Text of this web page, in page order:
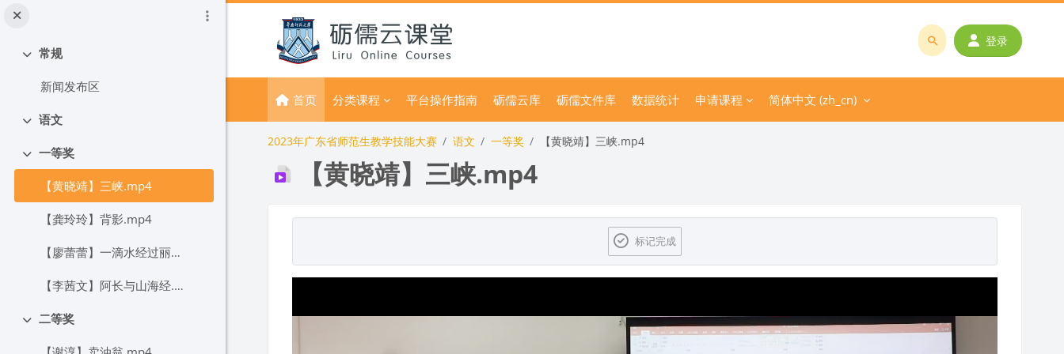
跳到主要内容
折叠
常规
新闻发布区
折叠
语文
一等奖
【黄晓靖】三峡.mp4
【龚玲玲】背影.mp4
【廖蕾蕾】一滴水经过丽江.mp4
【李茜文】阿长与山海经.mp4
折叠
二等奖
搜
登录
首页 分类课程 平台操作指南 砺儒云库 砺儒文件库 数据统计 申请课程 简体中文 ‎(zh_cn)‎
2023年广东省师范生教学技能大赛 语文 一等奖 【黄晓靖】三峡.mp4
【黄晓靖】三峡.mp4
标记完成